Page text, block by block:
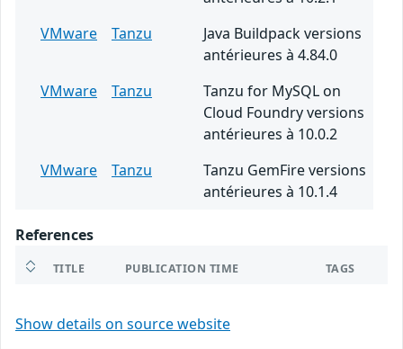
VMware
Tanzu
Java Buildpack versions
antérieures à 4.84.0
VMware
Tanzu
Tanzu for MySQL on
Cloud Foundry versions
antérieures à 10.0.2
VMware
Tanzu
Tanzu GemFire versions
antérieures à 10.1.4
References
TITLE PUBLICATION TIME TAGS
Show details on source website